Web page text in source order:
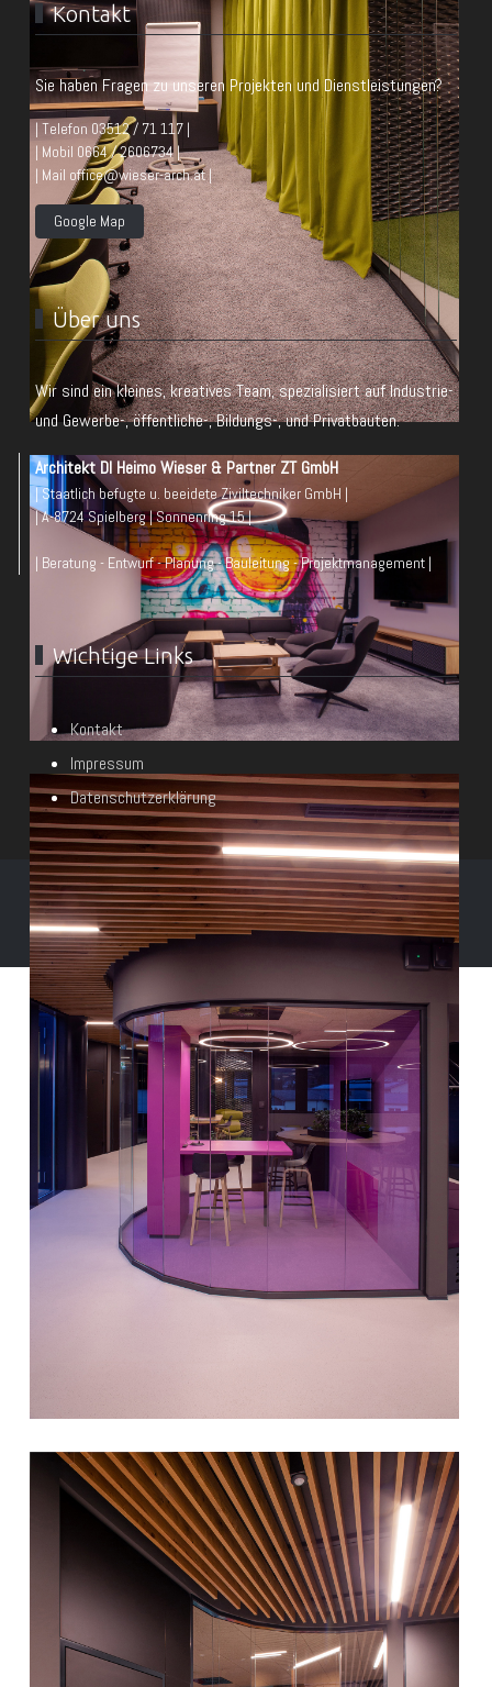
Kontakt
Sie haben Fragen zu unseren Projekten und Dienstleistungen?
| Telefon 03512 / 71 117 |
| Mobil 0664 / 2606734 |
| Mail office@wieser-arch.at |
Google Map
Über uns
Wir sind ein kleines, kreatives Team, spezialisiert auf Industrie-
und Gewerbe-, öffentliche-, Bildungs-, und Privatbauten.
Architekt DI Heimo Wieser & Partner ZT GmbH
| Staatlich befugte u. beeidete Ziviltechniker GmbH |
| A-8724 Spielberg | Sonnenring 15 |
| Beratung - Entwurf - Planung - Bauleitung - Projektmanagement |
Wichtige Links
Kontakt
Impressum
Datenschutzerklärung
© Architekt DI Heimo Wieser & Partner 2026
Powered bymawo-it.at e.U.